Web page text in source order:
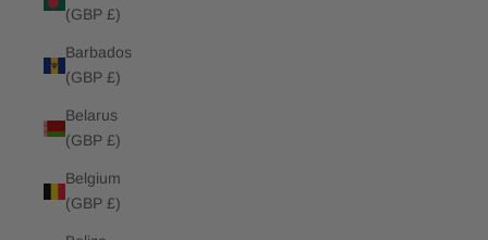
(GBP £)
Barbados
(GBP £)
Belarus
(GBP £)
Belgium
(GBP £)